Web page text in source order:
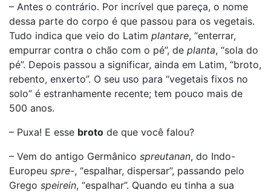
– Antes o contrário. Por incrível que pareça, o nome
dessa parte do corpo é que passou para os vegetais.
Tudo indica que veio do Latim plantare, “enterrar,
empurrar contra o chão com o pé”, de planta, “sola do
pé”. Depois passou a significar, ainda em Latim, “broto,
rebento, enxerto”. O seu uso para “vegetais fixos no
solo” é estranhamente recente; tem pouco mais de
500 anos.
– Puxa! E esse broto de que você falou?
– Vem do antigo Germânico spreutanan, do Indo-
Europeu spre-, “espalhar, dispersar”, passando pelo
Grego speirein, “espalhar”. Quando eu tinha a sua